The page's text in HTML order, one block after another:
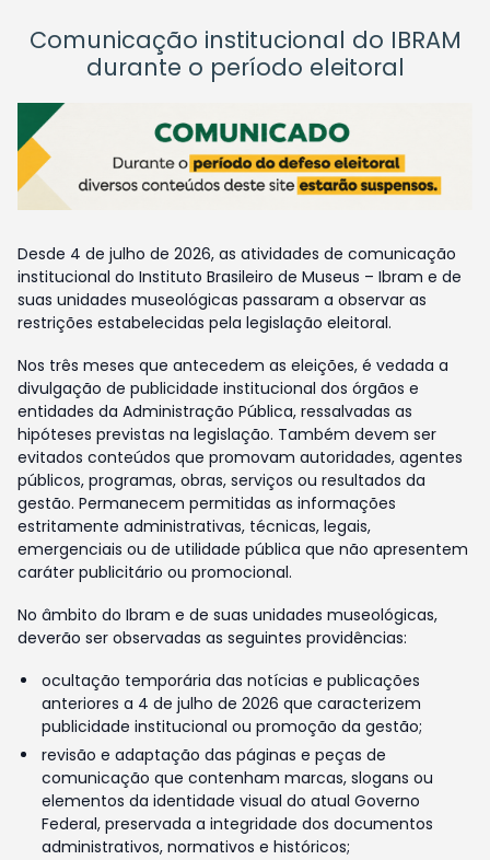
Comunicação institucional do IBRAM
durante o período eleitoral
Desde 4 de julho de 2026, as atividades de comunicação
institucional do Instituto Brasileiro de Museus – Ibram e de
suas unidades museológicas passaram a observar as
restrições estabelecidas pela legislação eleitoral.
Nos três meses que antecedem as eleições, é vedada a
divulgação de publicidade institucional dos órgãos e
entidades da Administração Pública, ressalvadas as
hipóteses previstas na legislação. Também devem ser
evitados conteúdos que promovam autoridades, agentes
públicos, programas, obras, serviços ou resultados da
gestão. Permanecem permitidas as informações
estritamente administrativas, técnicas, legais,
emergenciais ou de utilidade pública que não apresentem
caráter publicitário ou promocional.
No âmbito do Ibram e de suas unidades museológicas,
deverão ser observadas as seguintes providências:
ocultação temporária das notícias e publicações
anteriores a 4 de julho de 2026 que caracterizem
publicidade institucional ou promoção da gestão;
revisão e adaptação das páginas e peças de
comunicação que contenham marcas, slogans ou
elementos da identidade visual do atual Governo
Federal, preservada a integridade dos documentos
administrativos, normativos e históricos;